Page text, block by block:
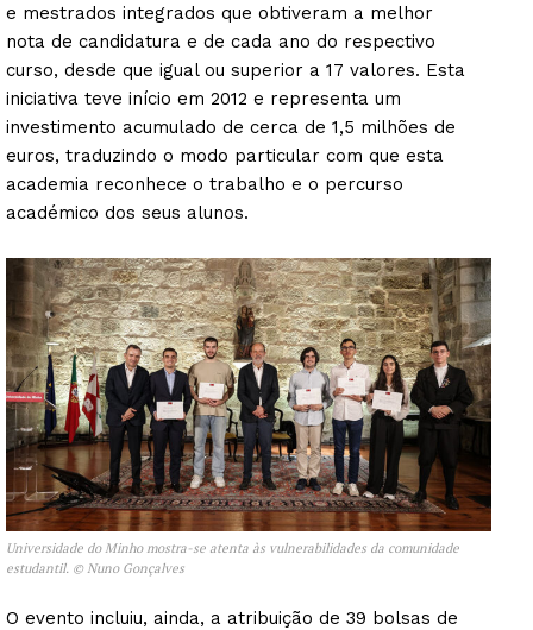
e mestrados integrados que obtiveram a melhor
nota de candidatura e de cada ano do respectivo
curso, desde que igual ou superior a 17 valores. Esta
iniciativa teve início em 2012 e representa um
investimento acumulado de cerca de 1,5 milhões de
euros, traduzindo o modo particular com que esta
academia reconhece o trabalho e o percurso
académico dos seus alunos.
Universidade do Minho mostra-se atenta às vulnerabilidades da comunidade
estudantil. © Nuno Gonçalves
O evento incluiu, ainda, a atribuição de 39 bolsas de